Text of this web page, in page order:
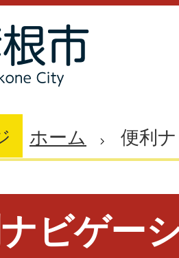
ホーム 便利
ビゲー